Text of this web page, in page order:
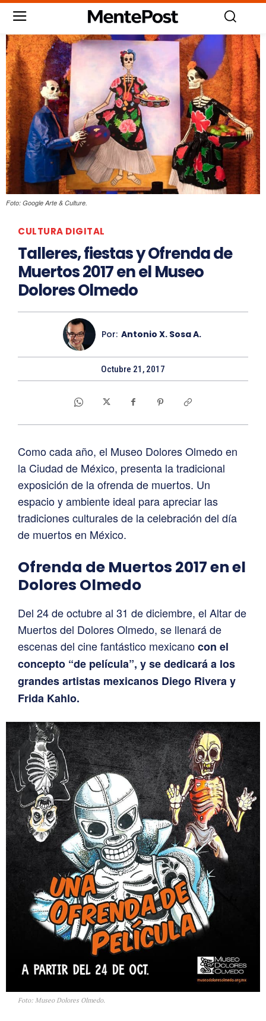
Foto: Google Arte & Culture.
CULTURA DIGITAL
Talleres, fiestas y Ofrenda de
Muertos 2017 en el Museo
Dolores Olmedo
Por: Antonio X. Sosa A.
Octubre 21, 2017
Como cada año, el Museo Dolores Olmedo en
la Ciudad de México, presenta la tradicional
exposición de la ofrenda de muertos. Un
espacio y ambiente ideal para apreciar las
tradiciones culturales de la celebración del día
de muertos en México.
Ofrenda de Muertos 2017 en el
Dolores Olmedo
Del 24 de octubre al 31 de diciembre, el Altar de
Muertos del Dolores Olmedo, se llenará de
escenas del cine fantástico mexicanocon el
concepto “de película”, y se dedicará a los
grandes artistas mexicanos Diego Rivera y
Frida Kahlo.
Foto: Museo Dolores Olmedo.